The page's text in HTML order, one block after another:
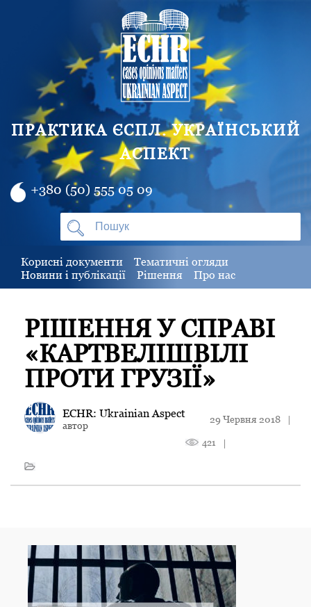
ПРАКТИКА ЄСПЛ. УКРАЇНСЬКИЙ
АСПЕКТ
+380 (50) 555 05 09
Корисні документи
Тематичні огляди
Новини і публікації
Рішення Про нас
РІШЕННЯ У СПРАВІ
«КАРТВЕЛІШВІЛІ
ПРОТИ ГРУЗІЇ»
ECHR: Ukrainian Aspect
автор
29 Червня 2018 |
421 |